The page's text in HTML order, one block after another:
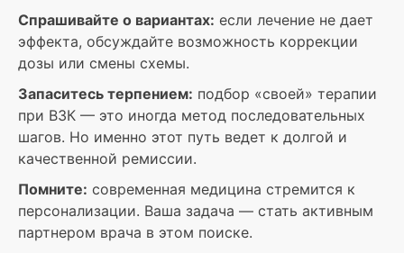
Спрашивайте о вариантах: если лечение не дает
эффекта, обсуждайте возможность коррекции
дозы или смены схемы.
Запаситесь терпением: подбор «своей» терапии
при ВЗК — это иногда метод последовательных
шагов. Но именно этот путь ведет к долгой и
качественной ремиссии.
Помните: современная медицина стремится к
персонализации. Ваша задача — стать активным
партнером врача в этом поиске.